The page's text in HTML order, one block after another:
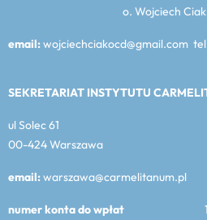
o. Wojciech Ciak
email:wojciechciakocd@gmail.com
SEKRETARIAT INSTYTUTU
ul Solec 61
00-424 Warszawa
email:warszawa@carmelitanum.pl
numer konta do wpłat